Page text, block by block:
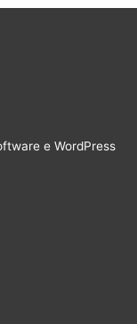
e WordPress